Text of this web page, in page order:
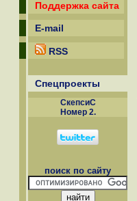
Поддержка сайта
E-mail
RSS
Спецпроекты
СкепсиС
Номер 2.
поиск по сайту